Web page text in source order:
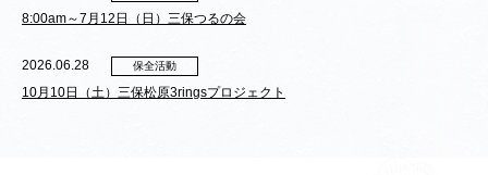
8:00am～7月12日（日）三保つるの会
2026.06.28 保全活動
10月10日（土）三保松原3ringsプロジェクト